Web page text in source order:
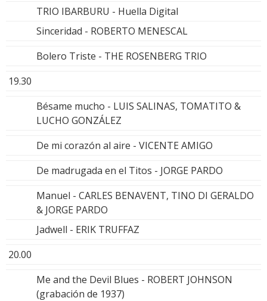
TRIO IBARBURU - Huella Digital
Sinceridad - ROBERTO MENESCAL
Bolero Triste - THE ROSENBERG TRIO
19.30
Bésame mucho - LUIS SALINAS, TOMATITO &
LUCHO GONZÁLEZ
De mi corazón al aire - VICENTE AMIGO
De madrugada en el Titos - JORGE PARDO
Manuel - CARLES BENAVENT, TINO DI GERALDO
& JORGE PARDO
Jadwell - ERIK TRUFFAZ
20.00
Me and the Devil Blues - ROBERT JOHNSON
(grabación de 1937)